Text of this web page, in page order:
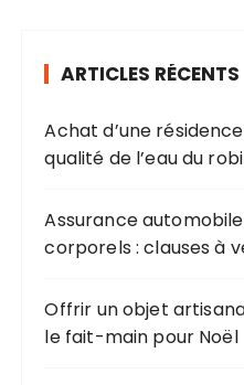
ARTICLES RÉCENTS
Achat d’une
qualité de l’eau du
Assurance
corporels : clauses à
Offrir un objet
le fait-main pour Noël